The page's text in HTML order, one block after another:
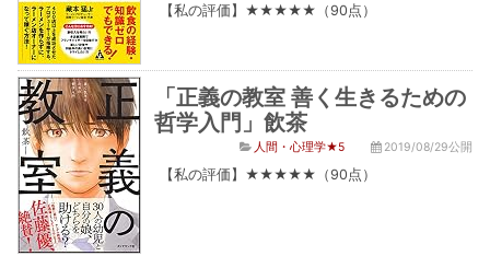
【私の評価】★★★★★（90点）
「正義の教室 善く生きるための
哲学入門」飲茶
人間・心理学★5 2019/08/29公開
【私の評価】★★★★★（90点）